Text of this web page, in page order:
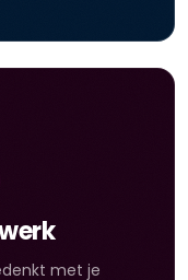
met je